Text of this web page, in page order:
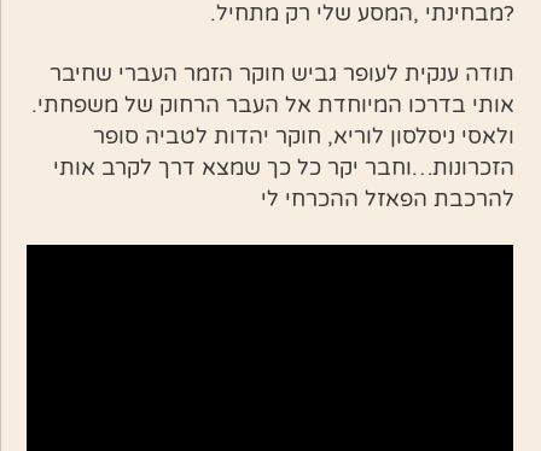
?מבחינתי ,המסע שלי רק מתחיל.
תודה ענקית לעופר גביש חוקר הזמר העברי שחיבר
אותי בדרכו המיוחדת אל העבר הרחוק של משפחתי.
ולאסי ניסלסון לוריא, חוקר יהדות לטביה סופר
הזכרונות…וחבר יקר כל כך שמצא דרך לקרב אותי
להרכבת הפאזל ההכרחי לי